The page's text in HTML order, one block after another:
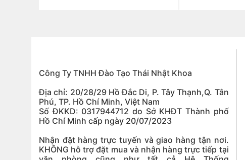
Công Ty TNHH Đào Tạo Thái Nhật Khoa
Địa chỉ: 20/28/29 Hồ Đắc Di, P. Tây Thạnh,Q. Tân
Phú, TP. Hồ Chí Minh, Việt Nam
Số ĐKKD: 0317944712 do Sở KHĐT Thành phố
Hồ Chí Minh cấp ngày 20/07/2023
Nhận đặt hàng trực tuyến và giao hàng tận nơi.
KHÔNG hỗ trợ đặt mua và nhận hàng trực tiếp tại